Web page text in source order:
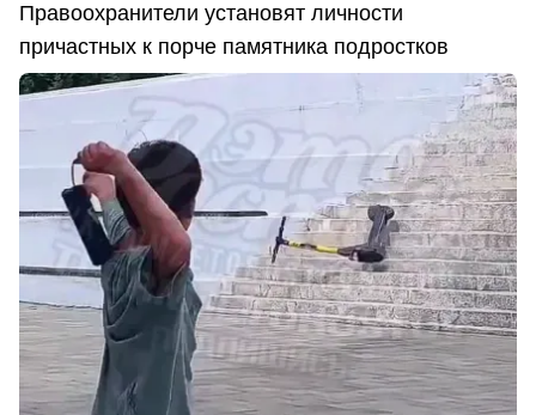
Правоохранители установят личности
причастных к порче памятника подростков